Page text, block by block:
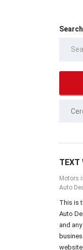
TEXT
Motors
Auto
This is
Auto
and